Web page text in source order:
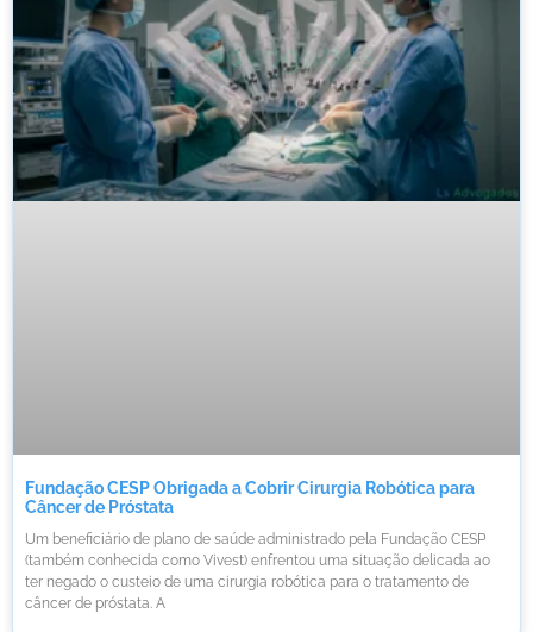
Fundação CESP Obrigada a Cobrir Cirurgia Robótica para
Câncer de Próstata
Um beneficiário de plano de saúde administrado pela Fundação CESP
(também conhecida como Vivest) enfrentou uma situação delicada ao
ter negado o custeio de uma cirurgia robótica para o tratamento de
câncer de próstata. A